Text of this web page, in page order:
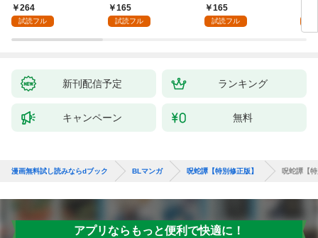
264
試読フル
165
試読フル
【単話版】1巻
165
試読フル
が
ら
新刊配信予定 ランキング
キャンペーン 無料
漫画無料試し読みならdブック BLマンガ 呪蛇譚【特別修正版】 呪蛇譚【
アプリならもっと便利で快適に！